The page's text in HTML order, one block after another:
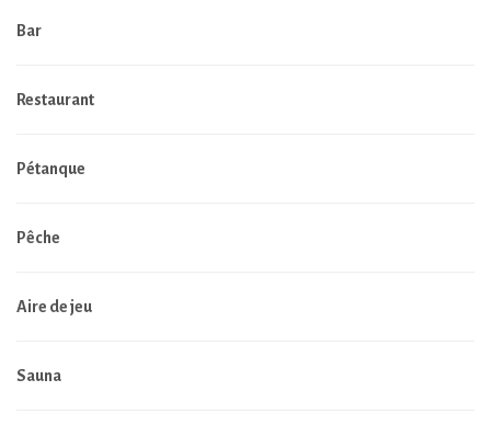
Bar
Restaurant
Pétanque
Pêche
Aire de jeu
Sauna